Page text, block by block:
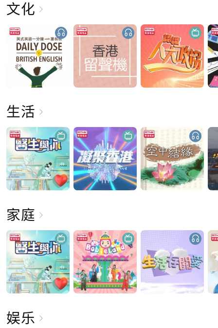
文化
生活
家庭
娱乐